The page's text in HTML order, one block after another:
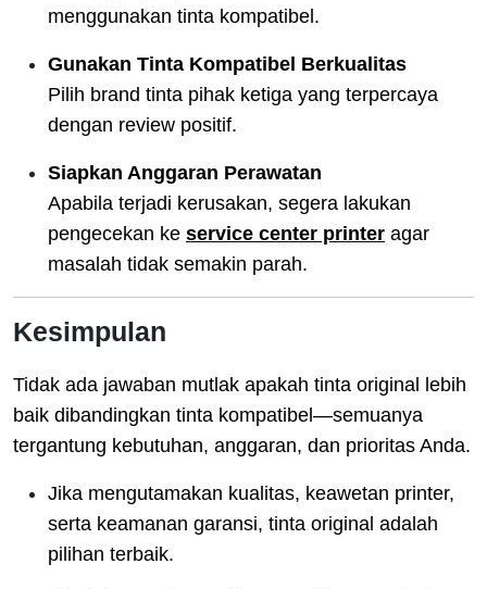
menggunakan tinta kompatibel.
Gunakan Tinta Kompatibel Berkualitas
Pilih brand tinta pihak ketiga yang terpercaya
dengan review positif.
Siapkan Anggaran Perawatan
Apabila terjadi kerusakan, segera lakukan
pengecekan ke service center printer agar
masalah tidak semakin parah.
Kesimpulan
Tidak ada jawaban mutlak apakah tinta original lebih
baik dibandingkan tinta kompatibel—semuanya
tergantung kebutuhan, anggaran, dan prioritas Anda.
Jika mengutamakan kualitas, keawetan printer,
serta keamanan garansi, tinta original adalah
pilihan terbaik.